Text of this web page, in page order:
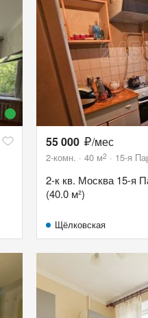
55 000 /мес
2-комн. 40 м2 15-я
2-к кв. Москва 15-я
(40.0 м²)
Щёлковская